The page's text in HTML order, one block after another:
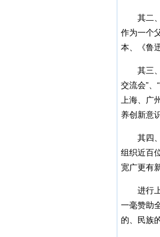
其二、
作为一个
本、《鲁
其三、
交流会”、
上海、广
养创新意
其四、
组织近百
宽广更有
进行上
一毫赞助
的、民族